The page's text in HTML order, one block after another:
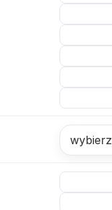
wybierz